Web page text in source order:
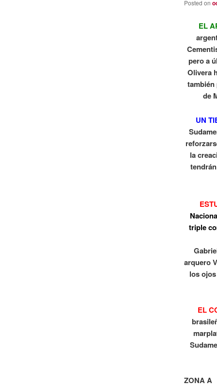
Posted on
EL
pero a
Olivera
de
UN
la
triple
arquero
los
EL
ZONA A